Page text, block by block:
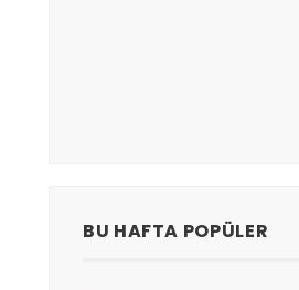
BU HAFTA POPÜLER